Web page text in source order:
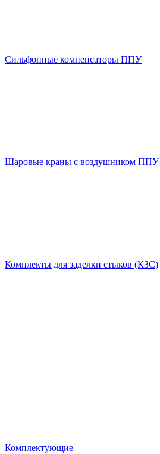
Сильфонные компенсаторы ППУ
Шаровые краны с воздушником ППУ
Комплекты для заделки стыков (КЗС)
Комплектующие